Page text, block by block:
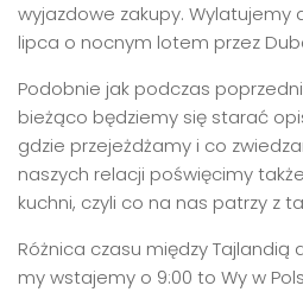
wyjazdowe zakupy. Wylatujemy
lipca o nocnym lotem przez
Podobnie jak podczas
bieżąco będziemy się starać
gdzie przejeżdżamy i co
naszych relacji poświęcimy
kuchni, czyli co na nas patrzy z
Różnica czasu między Tajlandią
my wstajemy o 9:00 to Wy w